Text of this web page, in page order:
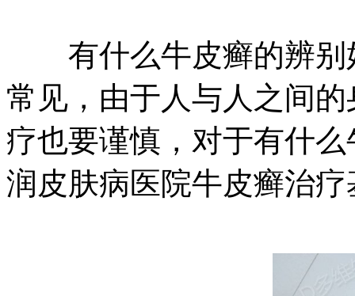
有什么牛皮癣的辨别
常见，由于人与人之间
疗也要谨慎，对于有什
润皮肤病医院牛皮癣治